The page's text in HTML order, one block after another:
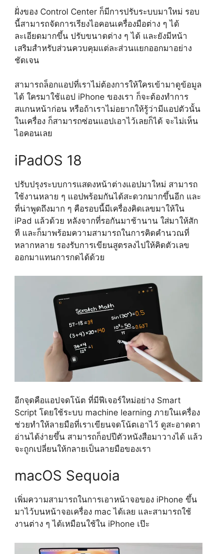
ฝั่งของ Control Center ก็มีการปรับระบบมาใหม่ รอบ
นี้สามารถจัดการเรียงไอคอนเครื่องมือต่าง ๆ ได้
ละเอียดมากขึ้น ปรับขนาดต่าง ๆ ได้ และยังมีหน้า
เสริมสำหรับส่วนควบคุมแต่ละส่วนแยกออกมาอย่าง
ชัดเจน
สามารถล็อกแอปที่เราไม่ต้องการให้ใครเข้ามาดูข้อมูล
ได้ ใครมาใช้แอป iPhone ของเรา ก็จะต้องทำการ
สแกนหน้าก่อน หรือถ้าเราไม่อยากให้รู้ว่ามีแอปตัวนั้น
ในเครื่อง ก็สามารถซ่อนแอปเอาไว้เลยก็ได้ จะไม่เห็น
ไอคอนเลย
iPadOS 18
ปรับปรุงระบบการแสดงหน้าต่างแอปมาใหม่ สามารถ
ใช้งานหลาย ๆ แอปพร้อมกันได้สะดวกมากขึ้นอีก และ
ที่น่าพูดถึงมาก ๆ คือรอบนี้มีเครื่องคิดเลขมาให้ใน
iPad แล้วด้วย หลังจากที่รอกันมาช้านาน ใส่มาให้สัก
ที และก็มาพร้อมความสามารถในการคิดคำนวณที่
หลากหลาย รองรับการเขียนสูตรลงไปให้คิดตัวเลข
ออกมาแทนการกดได้ด้วย
อีกจุดคือแอปจดโน้ต ที่มีฟีเจอร์ใหม่อย่าง Smart
Script โดยใช้ระบบ machine learning ภายในเครื่อง
ช่วยทำให้ลายมือที่เราเขียนจดโน้ตเอาไว้ ดูสะอาดตา
อ่านได้ง่ายขึ้น สามารถก็อปปีตัวหนังสือมาวางได้ แล้ว
จะถูกเปลี่ยนให้กลายเป็นลายมือของเรา
macOS Sequoia
เพิ่มความสามารถในการเอาหน้าจอของ iPhone ขึ้น
มาไว้บนหน้าจอเครื่อง mac ได้เลย และสามารถใช้
งานต่าง ๆ ได้เหมือนใช้ใน iPhone เป๊ะ